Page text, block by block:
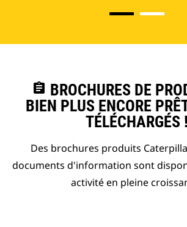
assignment BROCHURES DE
BIEN PLUS ENCORE
TÉLÉCHARGÉS !
Des brochures produits
documents d'information sont
activité en pleine